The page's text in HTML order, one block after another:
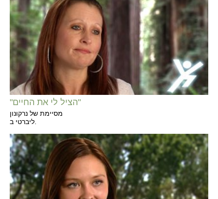
"הציל לי את החיים"
מסיימת של נרקונון
ליברטי ב.